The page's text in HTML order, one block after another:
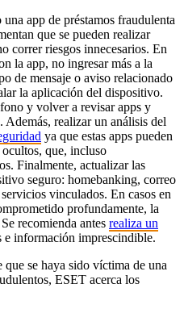
app de préstamos fraudulenta
que se pueden realizar
correr riesgos innecesarios. En
la app, no ingresar más a la
de mensaje o aviso relacionado
la aplicación del dispositivo.
y volver a revisar apps y
realizar un análisis del
ya que estas apps pueden
que, incluso
Finalmente, actualizar las
seguro: homebanking, correo
vinculados. En casos en
profundamente, la
recomienda antes realiza un
e información imprescindible.
se haya sido víctima de una
ESET acerca los